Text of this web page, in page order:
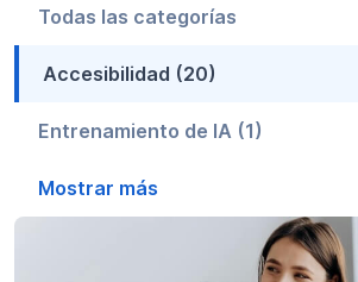
Todas las categorías
Accesibilidad (20)
Entrenamiento de IA (1)
Edición de audio (1)
Transcripción automática (1)
Mostrar más